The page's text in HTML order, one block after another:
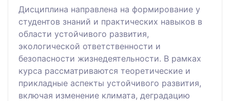
Дисциплина направлена на формирование у
студентов знаний и практических навыков в
области устойчивого развития,
экологической ответственности и
безопасности жизнедеятельности. В рамках
курса рассматриваются теоретические и
прикладные аспекты устойчивого развития,
включая изменение климата, деградацию